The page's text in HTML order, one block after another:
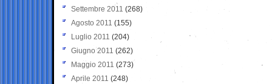
Settembre 2011 (268)
Agosto 2011 (155)
Luglio 2011 (204)
Giugno 2011 (262)
Maggio 2011 (273)
Aprile 2011 (248)